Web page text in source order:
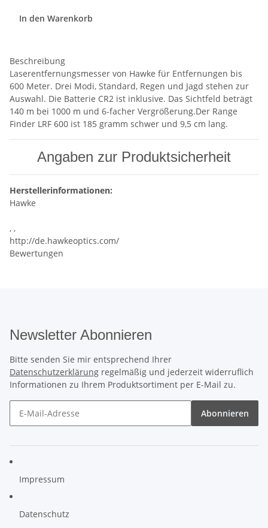
In den Warenkorb
Beschreibung
Laserentfernungsmesser von Hawke für Entfernungen bis
600 Meter. Drei Modi, Standard, Regen und Jagd stehen zur
Auswahl. Die Batterie CR2 ist inklusive. Das Sichtfeld beträgt
140 m bei 1000 m und 6-facher Vergrößerung.Der Range
Finder LRF 600 ist 185 gramm schwer und 9,5 cm lang.
Angaben zur Produktsicherheit
Herstellerinformationen:
Hawke
, ,
http://de.hawkeoptics.com/
Bewertungen
Newsletter Abonnieren
Bitte senden Sie mir entsprechend Ihrer
Datenschutzerklärung regelmäßig und jederzeit widerruflich
Informationen zu Ihrem Produktsortiment per E-Mail zu.
Abonnieren
Impressum
Datenschutz